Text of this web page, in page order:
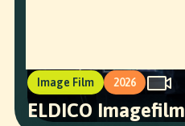
Image Film 2026
ELDICO Imagefilm